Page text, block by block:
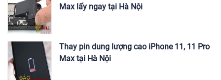
Max lấy ngay tại Hà Nội
Thay pin dung lượng cao iPhone 11, 11 Pro
Max tại Hà Nội